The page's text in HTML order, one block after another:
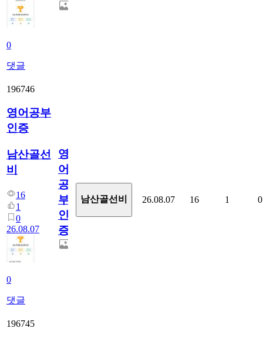
0
댓글
196746
영어공부
인증
남산골선
비
16
1
0
26.08.07
0
댓글
영
어
공
부
인
증
남산골선비 26.08.07 16 1 0
196745